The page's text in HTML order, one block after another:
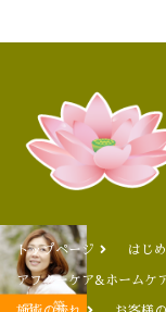
トップページ はじ
アフターケア&ホームケ